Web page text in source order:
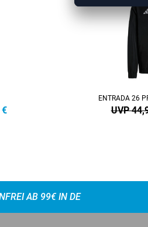
€
ENTRADA 26
UVP
AB 99€ IN DE